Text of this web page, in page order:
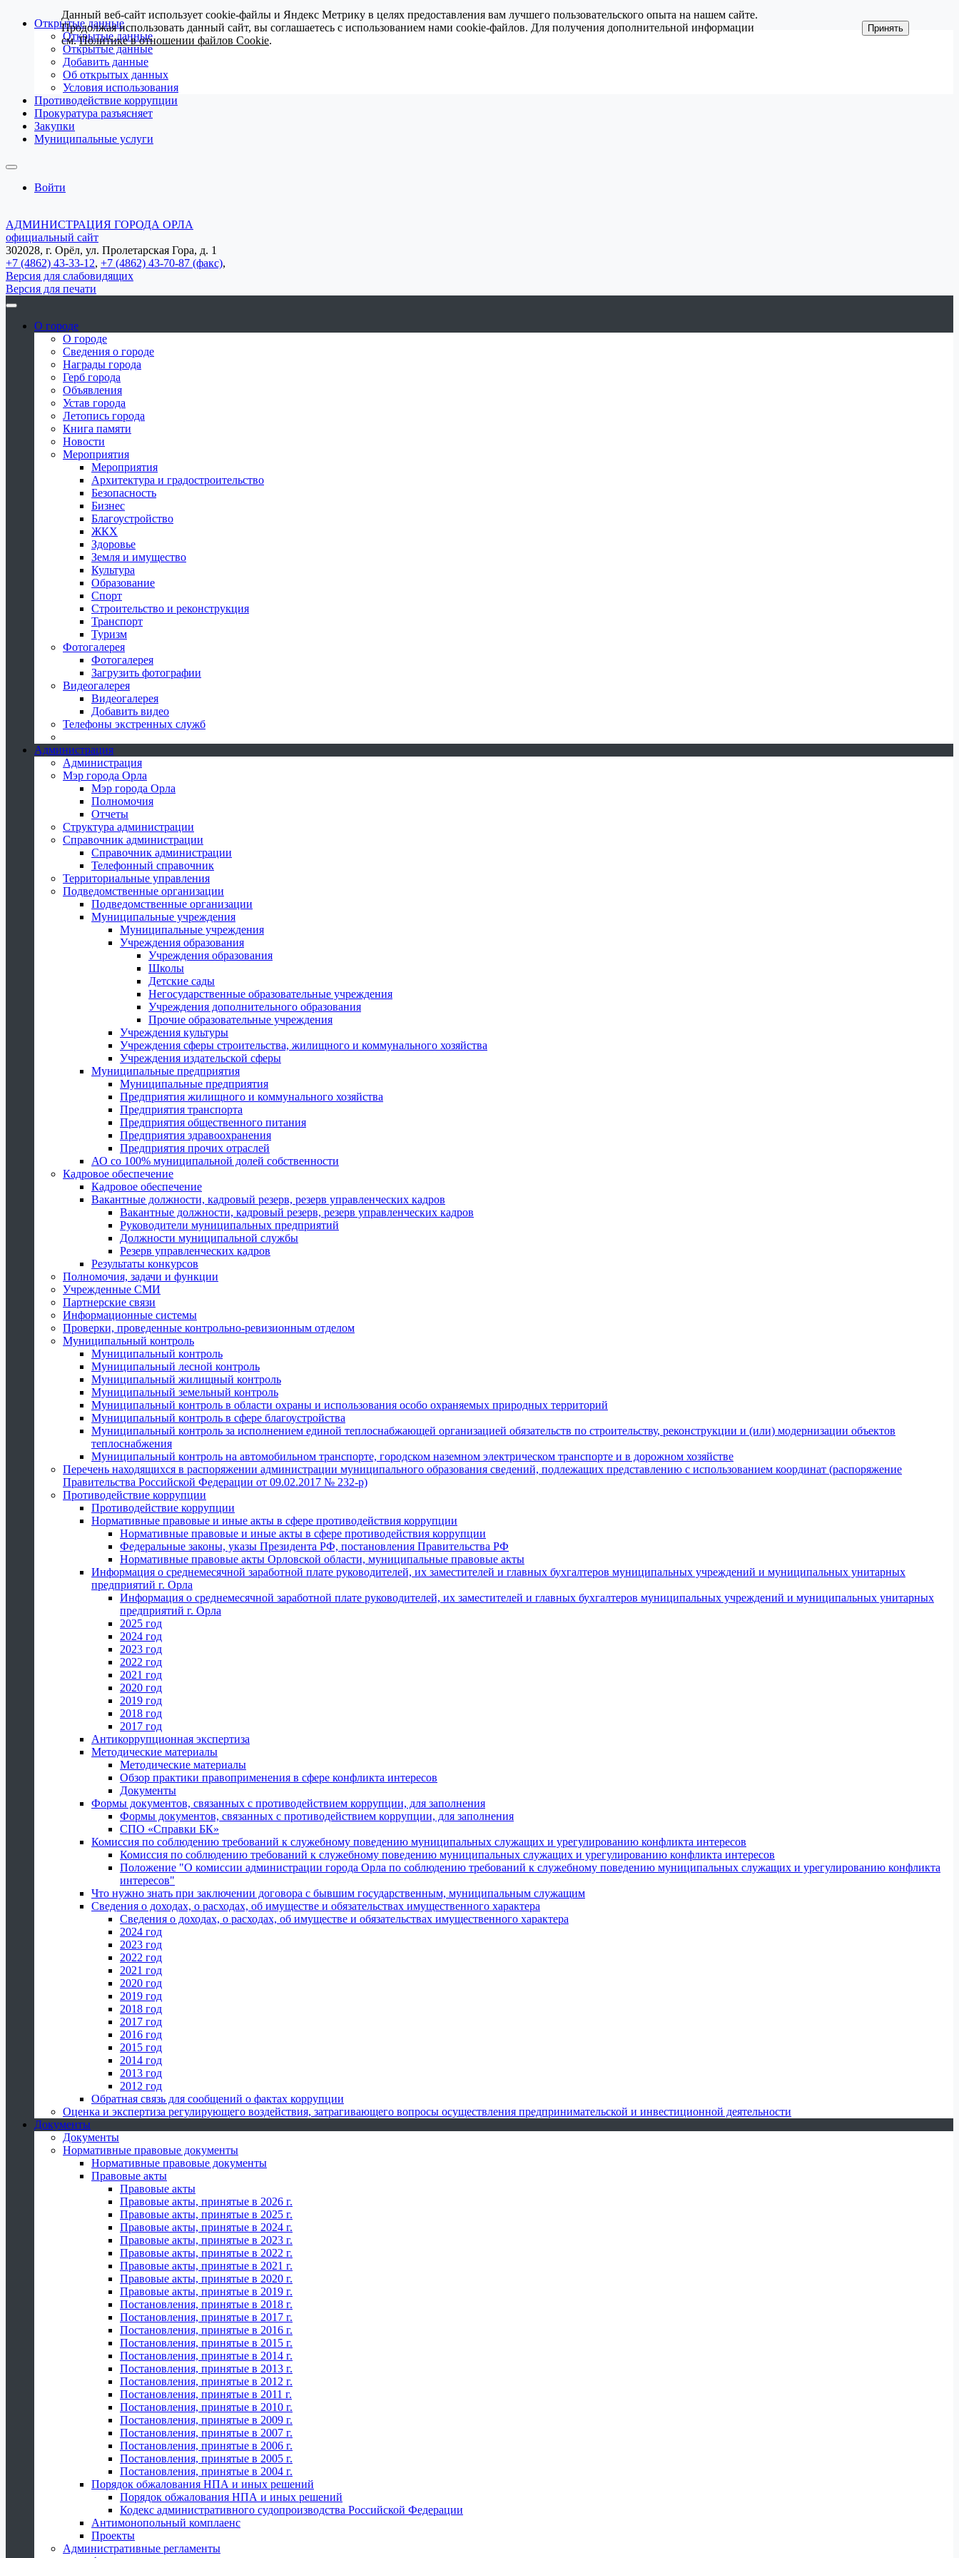
Открытые данные
Открытые данные
Открытые данные
Добавить данные
Об открытых данных
Условия использования
Противодействие коррупции
Прокуратура разъясняет
Закупки
Муниципальные услуги
Войти
АДМИНИСТРАЦИЯ ГОРОДА ОРЛА
официальный сайт
302028, г. Орёл, ул. Пролетарская Гора, д. 1
+7 (4862) 43-33-12, +7 (4862) 43-70-87 (факс),
Версия для слабовидящих
Версия для печати
О городе
О городе
Сведения о городе
Награды города
Герб города
Объявления
Устав города
Летопись города
Книга памяти
Новости
Мероприятия
Мероприятия
Архитектура и градостроительство
Безопасность
Бизнес
Благоустройство
ЖКХ
Здоровье
Земля и имущество
Культура
Образование
Спорт
Строительство и реконструкция
Транспорт
Туризм
Фотогалерея
Фотогалерея
Загрузить фотографии
Видеогалерея
Видеогалерея
Добавить видео
Телефоны экстренных служб
Администрация
Администрация
Мэр города Орла
Мэр города Орла
Полномочия
Отчеты
Структура администрации
Справочник администрации
Справочник администрации
Телефонный справочник
Территориальные управления
Подведомственные организации
Подведомственные организации
Муниципальные учреждения
Муниципальные учреждения
Учреждения образования
Учреждения образования
Школы
Детские сады
Негосударственные образовательные учреждения
Учреждения дополнительного образования
Прочие образовательные учреждения
Учреждения культуры
Учреждения сферы строительства, жилищного и коммунального хозяйства
Учреждения издательской сферы
Муниципальные предприятия
Муниципальные предприятия
Предприятия жилищного и коммунального хозяйства
Предприятия транспорта
Предприятия общественного питания
Предприятия здравоохранения
Предприятия прочих отраслей
АО со 100% муниципальной долей собственности
Кадровое обеспечение
Кадровое обеспечение
Вакантные должности, кадровый резерв, резерв управленческих кадров
Вакантные должности, кадровый резерв, резерв управленческих кадров
Руководители муниципальных предприятий
Должности муниципальной службы
Резерв управленческих кадров
Результаты конкурсов
Полномочия, задачи и функции
Учрежденные СМИ
Партнерские связи
Информационные системы
Проверки, проведенные контрольно-ревизионным отделом
Муниципальный контроль
Муниципальный контроль
Муниципальный лесной контроль
Муниципальный жилищный контроль
Муниципальный земельный контроль
Муниципальный контроль в области охраны и использования особо охраняемых природных территорий
Муниципальный контроль в сфере благоустройства
Муниципальный контроль за исполнением единой теплоснабжающей организацией обязательств по строительству, реконструкции и (или) модернизации объектов
теплоснабжения
Муниципальный контроль на автомобильном транспорте, городском наземном электрическом транспорте и в дорожном хозяйстве
Перечень находящихся в распоряжении администрации муниципального образования сведений, подлежащих представлению с использованием координат (распоряжение
Правительства Российской Федерации от 09.02.2017 № 232-р)
Противодействие коррупции
Противодействие коррупции
Нормативные правовые и иные акты в сфере противодействия коррупции
Нормативные правовые и иные акты в сфере противодействия коррупции
Федеральные законы, указы Президента РФ, постановления Правительства РФ
Нормативные правовые акты Орловской области, муниципальные правовые акты
Информация о среднемесячной заработной плате руководителей, их заместителей и главных бухгалтеров муниципальных учреждений и муниципальных унитарных
предприятий г. Орла
Информация о среднемесячной заработной плате руководителей, их заместителей и главных бухгалтеров муниципальных учреждений и муниципальных унитарных
предприятий г. Орла
2025 год
2024 год
2023 год
2022 год
2021 год
2020 год
2019 год
2018 год
2017 год
Антикоррупционная экспертиза
Методические материалы
Методические материалы
Обзор практики правоприменения в сфере конфликта интересов
Документы
Формы документов, связанных с противодействием коррупции, для заполнения
Формы документов, связанных с противодействием коррупции, для заполнения
СПО «Справки БК»
Комиссия по соблюдению требований к служебному поведению муниципальных служащих и урегулированию конфликта интересов
Комиссия по соблюдению требований к служебному поведению муниципальных служащих и урегулированию конфликта интересов
Положение "О комиссии администрации города Орла по соблюдению требований к служебному поведению муниципальных служащих и урегулированию конфликта
интересов"
Что нужно знать при заключении договора с бывшим государственным, муниципальным служащим
Сведения о доходах, о расходах, об имуществе и обязательствах имущественного характера
Сведения о доходах, о расходах, об имуществе и обязательствах имущественного характера
2024 год
2023 год
2022 год
2021 год
2020 год
2019 год
2018 год
2017 год
2016 год
2015 год
2014 год
2013 год
2012 год
Обратная связь для сообщений о фактах коррупции
Оценка и экспертиза регулирующего воздействия, затрагивающего вопросы осуществления предпринимательской и инвестиционной деятельности
Документы
Документы
Нормативные правовые документы
Нормативные правовые документы
Правовые акты
Правовые акты
Правовые акты, принятые в 2026 г.
Правовые акты, принятые в 2025 г.
Правовые акты, принятые в 2024 г.
Правовые акты, принятые в 2023 г.
Правовые акты, принятые в 2022 г.
Правовые акты, принятые в 2021 г.
Правовые акты, принятые в 2020 г.
Правовые акты, принятые в 2019 г.
Постановления, принятые в 2018 г.
Постановления, принятые в 2017 г.
Постановления, принятые в 2016 г.
Постановления, принятые в 2015 г.
Постановления, принятые в 2014 г.
Постановления, принятые в 2013 г.
Постановления, принятые в 2012 г.
Постановления, принятые в 2011 г.
Постановления, принятые в 2010 г.
Постановления, принятые в 2009 г.
Постановления, принятые в 2007 г.
Постановления, принятые в 2006 г.
Постановления, принятые в 2005 г.
Постановления, принятые в 2004 г.
Порядок обжалования НПА и иных решений
Порядок обжалования НПА и иных решений
Кодекс административного судопроизводства Российской Федерации
Антимонопольный комплаенс
Проекты
Административные регламенты
Данный веб-сайт использует cookie-файлы и Яндекс Метрику в целях предоставления вам лучшего пользовательского опыта на нашем сайте.
Продолжая использовать данный сайт, вы соглашаетесь с использованием нами cookie-файлов. Для получения дополнительной информации
см.Политике в отношении файлов Cookie.
Принять